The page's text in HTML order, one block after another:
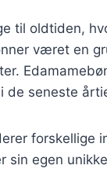
til oldtiden,
været en
de seneste
forskellige
sin egen